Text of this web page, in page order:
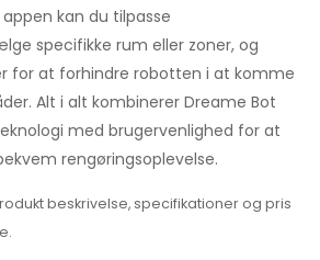
kan du tilpasse
specifikke rum eller zoner, og
for at forhindre robotten i at komme
Alt i alt kombinerer Dreame Bot
med brugervenlighed for at
rengøringsoplevelse.
beskrivelse, specifikationer og pris